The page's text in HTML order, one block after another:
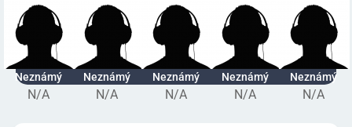
Neznámý
N/A
Neznámý
N/A
Neznámý
N/A
Neznámý
N/A
Neznámý
N/A